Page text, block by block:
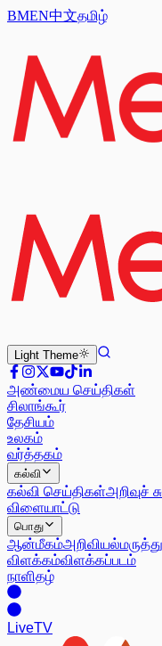
BMEN中文தமிழ்
Light Theme
அண்மைய செய்திகள்
சிலாங்கூர்
தேசியம்
உலகம்
வர்த்தகம்
கல்வி
கல்வி செய்திகள்அறிவுச்
விளையாட்டு
பொது
ஆன்மீகம்அறிவியல்
விளக்கம்விளக்கப்படம்
நாளிதழ்
LiveTV